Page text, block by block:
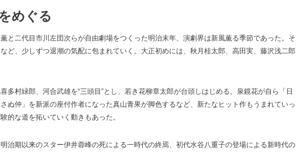
めぐる
と二代目市川左団次らが自由劇場をつくった明治末年、演劇界は新風薫る季節であった。そ
ど、少しずつ退潮の気配に包まれていく。大正初めには、秋月桂太郎、高田実、藤沢浅二郎
多村緑郎、河合武雄を“三頭目”とし、若き花柳章太郎が台頭しはじめる。泉鏡花が自ら「日
ぬ仲」を新派の座付作者になった真山青果が脚色するなど、新たなヒット作もうまれていっ
的な道を拓いていく動きもあった。
治期以来のスター伊井蓉峰の死による一時代の終焉、初代水谷八重子の登場による新時代の